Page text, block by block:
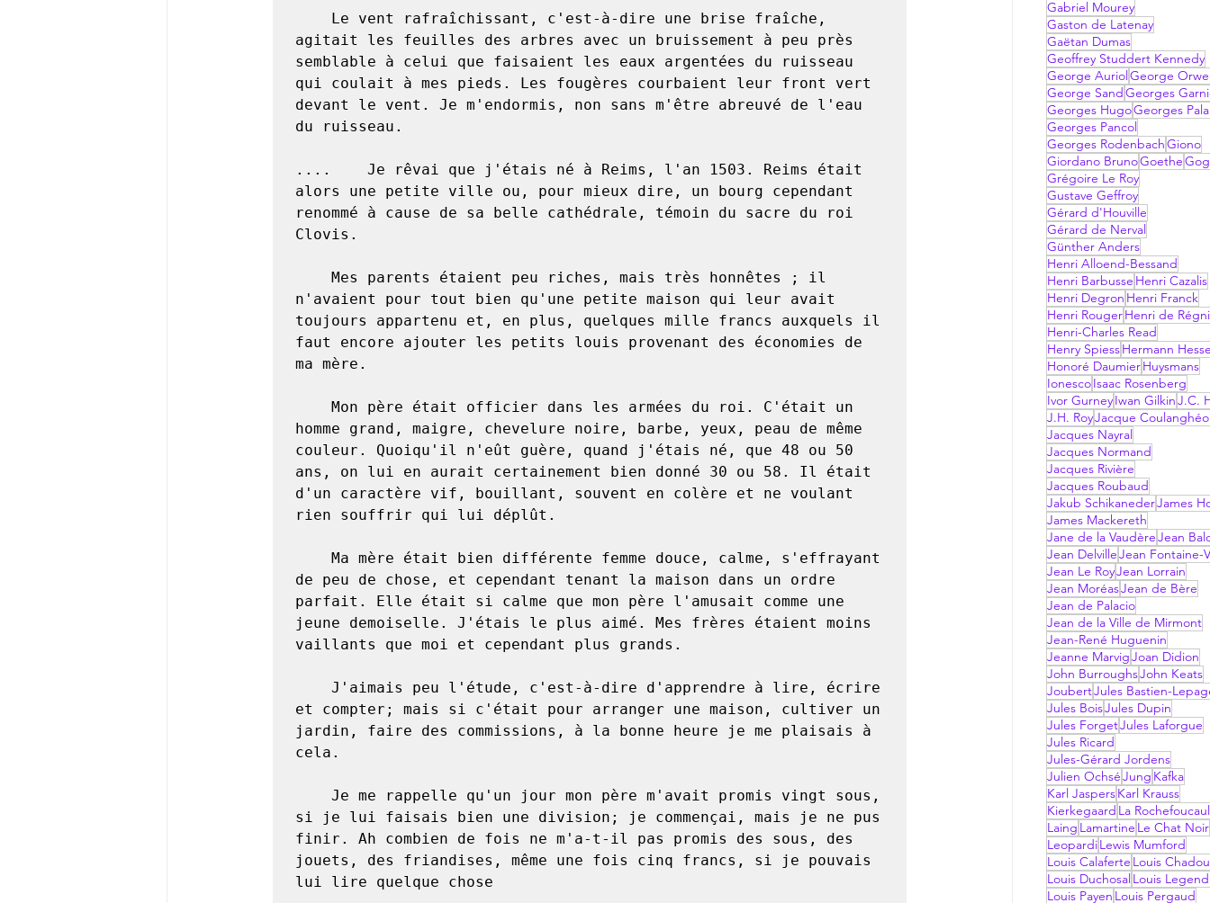
agitait les feuilles des arbres avec un bruissement à peu près
semblable à celui que faisaient les eaux argentées du ruisseau
qui coulait à mes pieds. Les fougères courbaient leur front vert
devant le vent. Je m'endormis, non sans m'être abreuvé de l'eau
du ruisseau.
....	Je rêvai que j'étais né à Reims, l'an 1503. Reims était
alors une petite ville ou, pour mieux dire, un bourg cependant
renommé à cause de sa belle cathédrale, témoin du sacre du roi
Clovis.
n'avaient pour tout bien qu'une petite maison qui leur avait
toujours appartenu et, en plus, quelques mille francs auxquels il
faut encore ajouter les petits louis provenant des économies de
ma mère.
homme grand, maigre, chevelure noire, barbe, yeux, peau de même
couleur. Quoiqu'il n'eût guère, quand j'étais né, que 48 ou 50
ans, on lui en aurait certainement bien donné 30 ou 58. Il était
d'un caractère vif, bouillant, souvent en colère et ne voulant
rien souffrir qui lui déplût.
de peu de chose, et cependant tenant la maison dans un ordre
parfait. Elle était si calme que mon père l'amusait comme une
jeune demoiselle. J'étais le plus aimé. Mes frères étaient moins
vaillants que moi et cependant plus grands.
et compter; mais si c'était pour arranger une maison, cultiver un
jardin, faire des commissions, à la bonne heure je me plaisais à
cela.
si je lui faisais bien une division; je commençai, mais je ne pus
finir. Ah combien de fois ne m'a-t-il pas promis des sous, des
jouets, des friandises, même une fois cinq francs, si je pouvais
lui lire quelque chose
Gabriel Mourey
Gaston de Latenay
Gaëtan Dumas
Geoffrey Studdert Kennedy
George Auriol George
George Sand Georges
Georges HugoGeorges
Georges Pancol
Georges RodenbachGiono
Giordano BrunoGoethe
Grégoire Le Roy
Gustave Geffroy
Gérard d'Houville
Gérard de Nerval
Günther Anders
Henri Alloend-Bessand
Henri Barbusse Henri Cazalis
Henri Degron Henri Franck
Henri RougerHenri de
Henri-Charles Read
Henry SpiessHermann
Honoré DaumierHuysmans
IonescoIsaac Rosenberg
Ivor GurneyIwan GilkinJ.C.
J.H. RoyJacque
Jacques Nayral
Jacques Normand
Jacques Rivière
Jacques Roubaud
Jakub SchikanederJames
James Mackereth
Jane de la VaudèreJean
Jean DelvilleJean Fontaine-
Jean Le RoyJean Lorrain
Jean MoréasJean de Bère
Jean de Palacio
Jean de la Ville de Mirmont
Jean-René Huguenin
Jeanne MarvigJoan Didion
John BurroughsJohn Keats
JoubertJules Bastien-
Jules BoisJules Dupin
Jules ForgetJules Laforgue
Jules Ricard
Jules-Gérard Jordens
Julien OchséJung Kafka
Karl JaspersKarl Krauss
Kierkegaard La
Laing Lamartine Le Chat Noir
LeopardiLewis Mumford
Louis Calaferte Louis
Louis Duchosal Louis
Louis Payen Louis Pergaud